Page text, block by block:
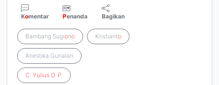
Komentar Penanda Bagikan
Bambang Sugiono Kristianto
Ariestika Gunalan
C. Yulius O. P.